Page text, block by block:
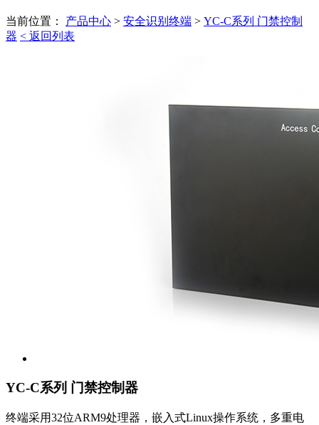
当前位置： 产品中心 > 安全识别终端 > YC-C系列 门禁控制
器 < 返回列表
YC-C系列 门禁控制器
终端采用32位ARM9处理器，嵌入式Linux操作系统，多重电